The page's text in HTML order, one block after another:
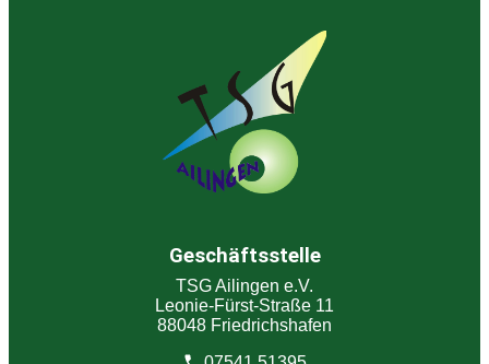
Geschäftsstelle
TSG Ailingen e.V.
Leonie-Fürst-Straße 11
88048 Friedrichshafen